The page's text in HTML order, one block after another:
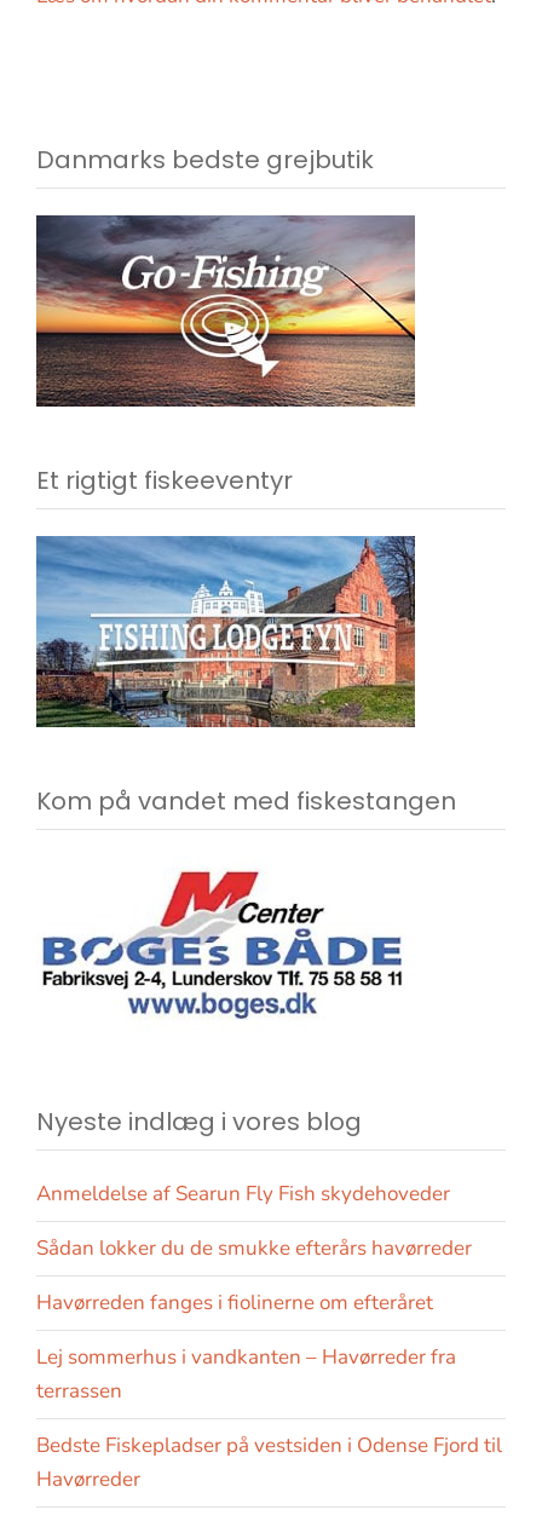
Danmarks bedste grejbutik
Et rigtigt fiskeeventyr
Kom på vandet med fiskestangen
Nyeste indlæg i vores blog
Anmeldelse af Searun Fly Fish skydehoveder
Sådan lokker du de smukke efterårs havørreder
Havørreden fanges i fiolinerne om efteråret
Lej sommerhus i vandkanten – Havørreder fra
terrassen
Bedste Fiskepladser på vestsiden i Odense Fjord til
Havørreder